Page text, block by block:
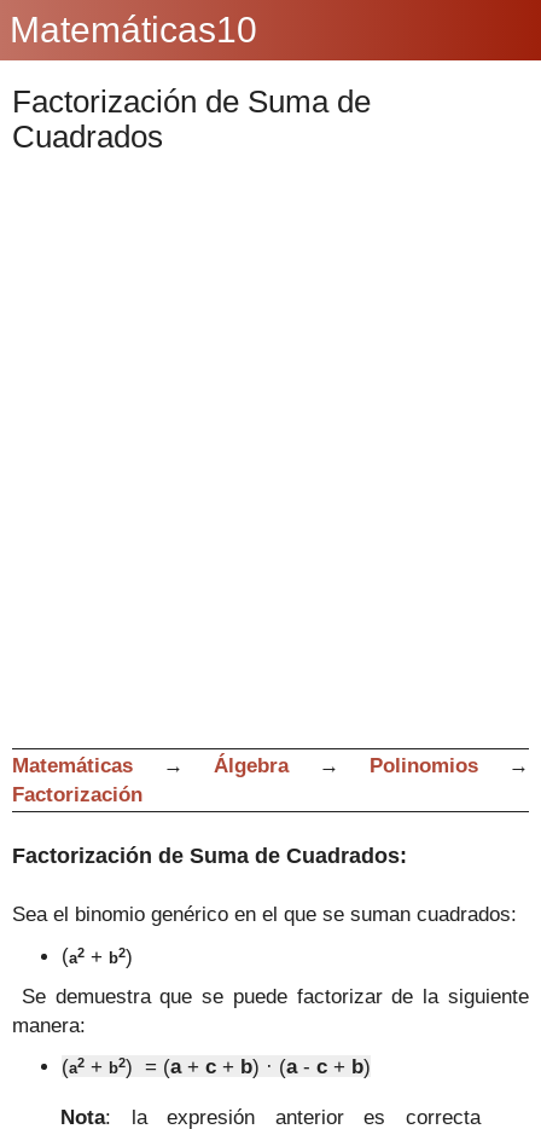
Matemáticas10
Factorización de Suma de
Cuadrados
Matemáticas → Álgebra→ Polinomios
→
Factorización
Factorización de Suma de Cuadrados:
Sea el binomio genérico en el que se suman cuadrados:
(a2 + b2)
Se demuestra que se puede factorizar de la siguiente
manera:
(a2 + b2) = (a+c+ b) · (a-c + b)
Nota: la expresión anterior es correcta